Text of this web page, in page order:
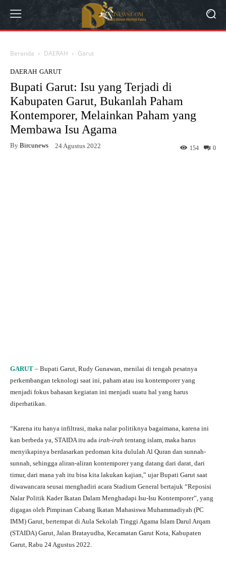
Beranda DAERAH Garut
DAERAH GARUT
Bupati Garut: Isu yang Terjadi di
Kabupaten Garut, Bukanlah Paham
Kontemporer, Melainkan Paham yang
Membawa Isu Agama
By Bircunews 24 Agustus 2022 0
154
GARUT – Bupati Garut, Rudy Gunawan, menilai di tengah pesatnya
perkembangan teknologi saat ini, paham atau isu kontemporer yang
menjadi fokus bahasan kegiatan ini menjadi suatu hal yang harus
diperhatikan.
“Karena itu hanya infiltrasi, maka nalar politiknya bagaimana, karena ini
kan berbeda ya, STAIDA itu ada irah-irah tentang islam, maka harus
menyikapinya berdasarkan pedoman kita dululah Al Quran dan sunnah-
sunnah, sehingga aliran-aliran kontemporer yang datang dari darat, dari
timur, dari mana yah itu bisa kita lakukan kajian,” ujar Bupati Garut saat
diwawancara seusai menghadiri acara Stadium General bertajuk “Reposisi
Nalar Politik Kader Ikatan Dalam Menghadapi Isu-Isu Kontemporer”, yang
digagas oleh Pimpinan Cabang Ikatan Mahasiswa Muhammadiyah (PC
IMM) Garut, bertempat di Aula Sekolah Tinggi Agama Islam Darul Arqam
(STAIDA) Garut, Jalan Bratayudha, Kecamatan Garut Kota, Kabupaten
Garut, Rabu 24 Agustus 2022.